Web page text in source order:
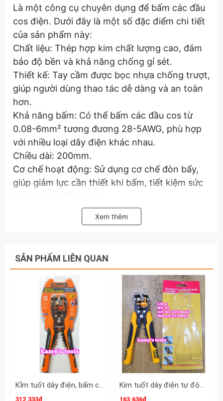
Là một công cụ chuyên dụng để bấm các đầu
cos điện. Dưới đây là một số đặc điểm chi tiết
của sản phẩm này:
Chất liệu: Thép hợp kim chất lượng cao, đảm
bảo độ bền và khả năng chống gỉ sét.
Thiết kế: Tay cầm được bọc nhựa chống trượt,
giúp người dùng thao tác dễ dàng và an toàn
hơn.
Khả năng bấm: Có thể bấm các đầu cos từ
0.08-6mm² tương đương 28-5AWG, phù hợp
với nhiều loại dây điện khác nhau.
Chiều dài: 200mm.
Cơ chế hoạt động: Sử dụng cơ chế đòn bẩy,
giúp giảm lực cần thiết khi bấm, tiết kiệm sức
lực cho người sử dụng.
Ứng dụng: Thường được sử dụng trong các
công việc điện dân dụng và công nghiệp, đặc
Hãy liên hệ với kamytools để biết thêm thông
tin chi tiết sản phẩm kìm bấm cos pin tròn
rỗng lục giác VXC9 16-6N Vnimax Contact dài
200mm 0.08-16mm2.
Xem thêm
SẢN PHẨM LIÊN QUAN
KÌm tuốt dây điện, bấm cos đa năng, tự động Asaki Model AK-0339
312.333₫
Kìm tuốt dây điện tự động bấm cos cắt đa năng Lekon WX-D2 0.25-6mm2
163.636₫